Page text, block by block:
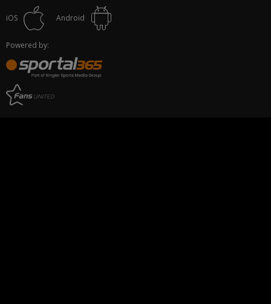
iOS Android
Powered by: